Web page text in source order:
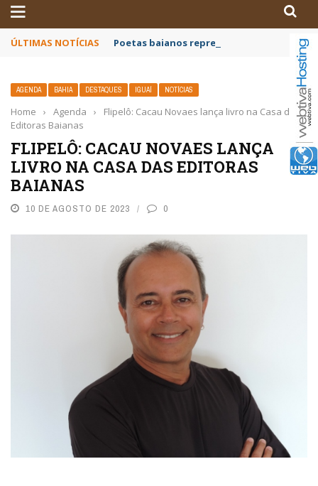
ÚLTIMAS NOTÍCIAS Poetas baianos representam o Brasil no
AGENDA BAHIA DESTAQUES IGUAÍ NOTÍCIAS
Home › Agenda ›
Flipelô: Cacau Novaes lança livro na Casa das
Editoras Baianas
FLIPELÔ: CACAU NOVAES LANÇA
LIVRO NA CASA DAS EDITORAS
BAIANAS
10 DE AGOSTO DE 2023 0